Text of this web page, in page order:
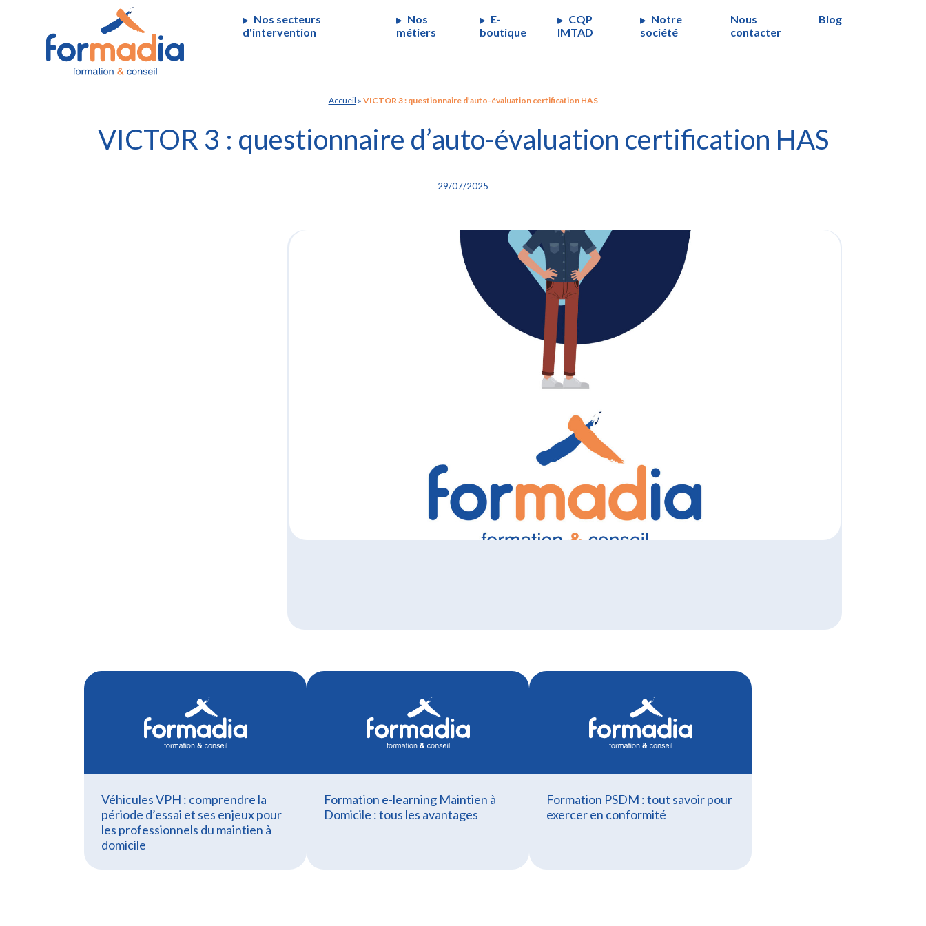
Nos secteurs
d'intervention
Nos
métiers
E-
boutique
CQP
IMTAD
Notre
société
Nous
contacter
Blog
Accueil » VICTOR 3 : questionnaire d’auto-évaluation certification HAS
VICTOR 3 : questionnaire d’auto-évaluation certification HAS
29/07/2025
Véhicules VPH : comprendre la
période d’essai et ses enjeux pour
les professionnels du maintien à
domicile
Formation e-learning Maintien à
Domicile : tous les avantages
Formation PSDM : tout savoir pour
exercer en conformité
Panneau de gestion des cookies